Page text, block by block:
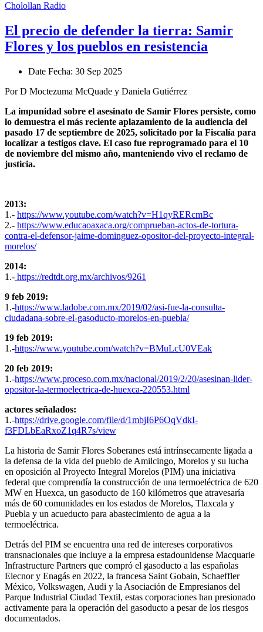
Cholollan Radio
El precio de defender la tierra: Samir
Flores y los pueblos en resistencia
Date Fecha: 30 Sep 2025
Por D Moctezuma McQuade y Daniela Gutiérrez
La impunidad sobre el asesinato de Samir Flores persiste, como
lo demuestra el más reciente aplazamiento de la audiencia del
pasado 17 de septiembre de 2025, solicitado por la Fiscalía para
localizar a testigos clave. El caso fue reprogramado para el 10
de noviembre del mismo año, manteniendo vivo el reclamo de
justicia.
2013:
1.- https://www.youtube.com/watch?v=H1qyRERcmBc
2.- https://www.educaoaxaca.org/comprueban-actos-de-tortura-
contra-el-defensor-jaime-dominguez-opositor-del-proyecto-integral-
morelos/
2014:
1.- https://redtdt.org.mx/archivos/9261
9 feb 2019:
1.-https://www.ladobe.com.mx/2019/02/asi-fue-la-consulta-
ciudadana-sobre-el-gasoducto-morelos-en-puebla/
19 feb 2019:
1.-https://www.youtube.com/watch?v=BMuLcU0VEak
20 feb 2019:
1.-https://www.proceso.com.mx/nacional/2019/2/20/asesinan-lider-
opositor-la-termoelectrica-de-huexca-220553.html
actores señalados:
1.-https://drive.google.com/file/d/1mbjI6P6OqVdkI-
f3FDLbEaRxoZ1q4R7s/view
La historia de Samir Flores Soberanes está intrínsecamente ligada a
la defensa de la vida del pueblo de Amilcingo, Morelos y su lucha
en oposición al Proyecto Integral Morelos (PIM) una iniciativa
federal que comprendía la construcción de una termoeléctrica de 620
MW en Huexca, un gasoducto de 160 kilómetros que atravesaría
más de 60 comunidades en los estados de Morelos, Tlaxcala y
Puebla y un acueducto para abastecimiento de agua a la
termoeléctrica.
​​Detrás del PIM se encuentra una red de intereses corporativos
transnacionales que incluye a la empresa estadounidense Macquarie
Infrastructure Partners que compró el gasoducto a las españolas
Elecnor y Enagás en 2022, la francesa Saint Gobain, Schaeffler
México, Volkswagen, Audi y la Asociación de Empresianos del
Parque Industrial Ciudad Textil, estas corporaciones han presionado
activamente para la operación del gasoducto a pesar de los riesgos
documentados.